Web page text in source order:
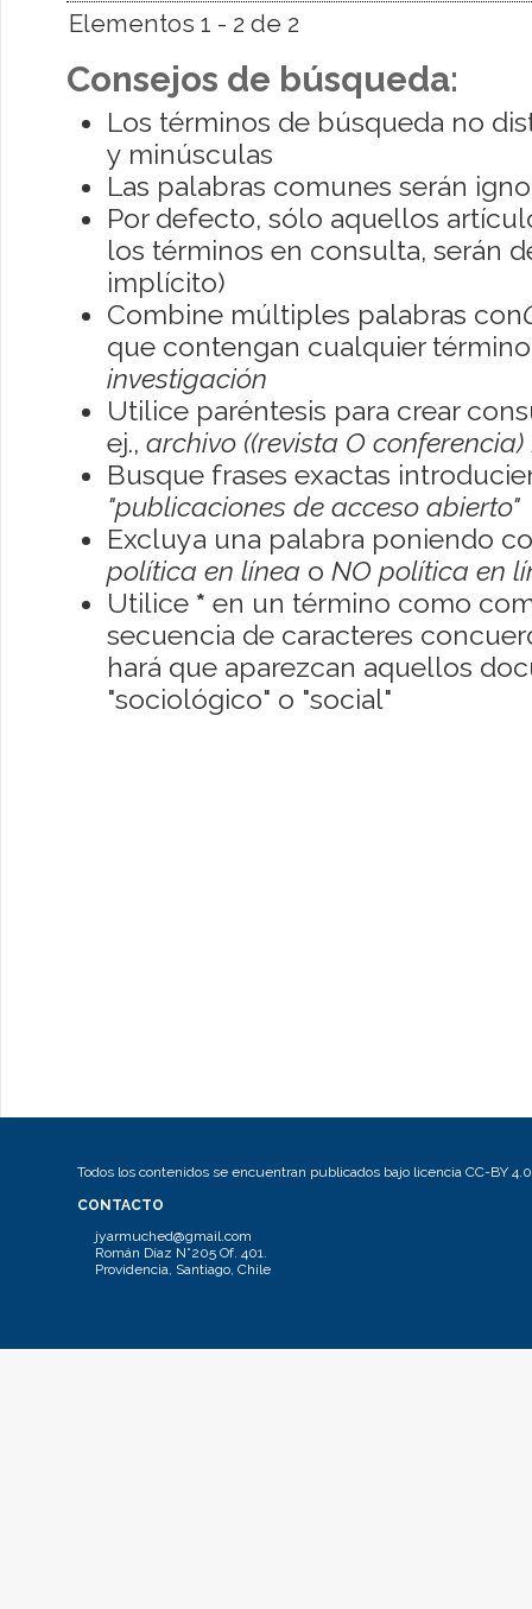
Elementos 1 - 2 de 2
Consejos de búsqueda:
Los términos de búsqueda no
y minúsculas
Las palabras comunes serán
Por defecto, sólo aquellos
los términos en consulta, serán
implícito)
Combine múltiples palabras con
que contengan cualquier
investigación
Utilice paréntesis para crear
ej., archivo ((revista O conferencia)
Busque frases exactas
"publicaciones de acceso abierto"
Excluya una palabra poniendo
política en línea o NO política en
Utilice * en un término como
secuencia de caracteres
hará que aparezcan aquellos
"sociológico" o "social"
Todos los contenidos se encuentran publicados bajo licencia CC-BY 4.0
CONTACTO
jyarmuched@gmail.com
Román Díaz N°205 Of. 401.
Providencia, Santiago, Chile